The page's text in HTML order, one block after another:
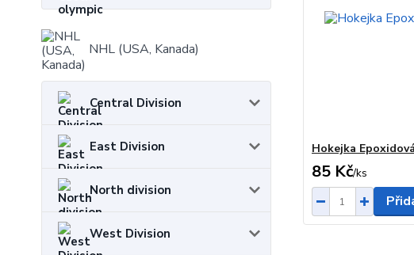
NHL (USA, Kanada)
Central Division
East Division
North division
West Division
Hokejka
85 Kč/ks